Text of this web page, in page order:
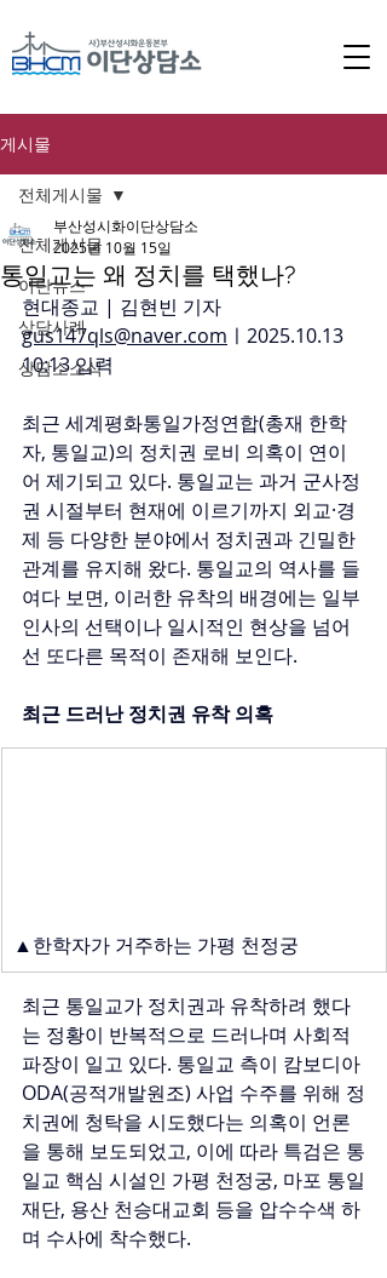
게시물
전체게시물
이단뉴스
상담사례
상담소소식
전체게시물
통일교는 왜 정치를 택했나?
부산성시화이단상담소
2025년 10월 15일
현대종교 | 김현빈 기자
gus147qls@naver.com ㅣ2025.10.13
10:13 입력
최근 세계평화통일가정연합(총재 한학
자, 통일교)의 정치권 로비 의혹이 연이
어 제기되고 있다. 통일교는 과거 군사정
권 시절부터 현재에 이르기까지 외교·경
제 등 다양한 분야에서 정치권과 긴밀한
관계를 유지해 왔다. 통일교의 역사를 들
여다 보면, 이러한 유착의 배경에는 일부
인사의 선택이나 일시적인 현상을 넘어
선 또다른 목적이 존재해 보인다.
최근 드러난 정치권 유착 의혹
▲한학자가 거주하는 가평 천정궁
최근 통일교가 정치권과 유착하려 했다
는 정황이 반복적으로 드러나며 사회적
파장이 일고 있다. 통일교 측이 캄보디아
ODA(공적개발원조) 사업 수주를 위해 정
치권에 청탁을 시도했다는 의혹이 언론
을 통해 보도되었고, 이에 따라 특검은 통
일교 핵심 시설인 가평 천정궁, 마포 통일
재단, 용산 천승대교회 등을 압수수색 하
며 수사에 착수했다.